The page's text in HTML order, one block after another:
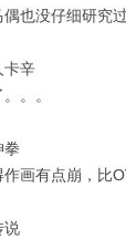
也没仔细研究
卡辛
。。
拳
画有点崩，比
说